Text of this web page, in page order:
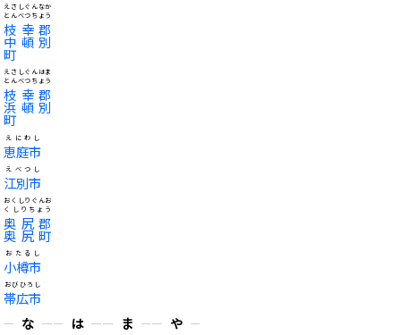
枝幸郡
中頓別
町
えさしぐんなか
とんべつちょう
枝幸郡
浜頓別
町
えさしぐんはま
とんべつちょう
恵庭市
えにわし
江別市
えべつし
奥尻郡
奥尻町
おくしりぐんお
くしりちょう
小樽市
おたるし
帯広市
おびひろし
な
は
ま や